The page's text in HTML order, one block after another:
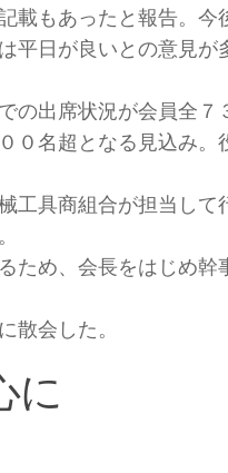
もあったと報告。
日が良いとの意見
出席状況が会員全
名超となる見込み
具商組合が担当し
め、会長をはじめ
会した。
に